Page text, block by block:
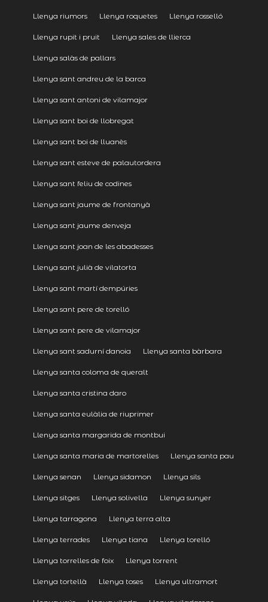
Llenya riumors Llenya roquetes Llenya rosselló
Llenya rupit i pruit Llenya sales de llierca
Llenya salàs de pallars
Llenya sant andreu de la barca
Llenya sant antoni de vilamajor
Llenya sant boi de llobregat
Llenya sant boi de lluanès
Llenya sant esteve de palautordera
Llenya sant feliu de codines
Llenya sant jaume de frontanyà
Llenya sant jaume denveja
Llenya sant joan de les abadesses
Llenya sant julià de vilatorta
Llenya sant martí dempúries
Llenya sant pere de torelló
Llenya sant pere de vilamajor
Llenya sant sadurní danoia Llenya santa bàrbara
Llenya santa coloma de queralt
Llenya santa cristina daro
Llenya santa eulàlia de riuprimer
Llenya santa margarida de montbui
Llenya santa maria de martorelles Llenya santa pau
Llenya senan Llenya sidamon Llenya sils
Llenya sitges Llenya solivella Llenya sunyer
Llenya tarragona Llenya terra alta
Llenya terrades Llenya tiana Llenya torelló
Llenya torrelles de foix Llenya torrent
Llenya tortellà Llenya toses Llenya ultramort